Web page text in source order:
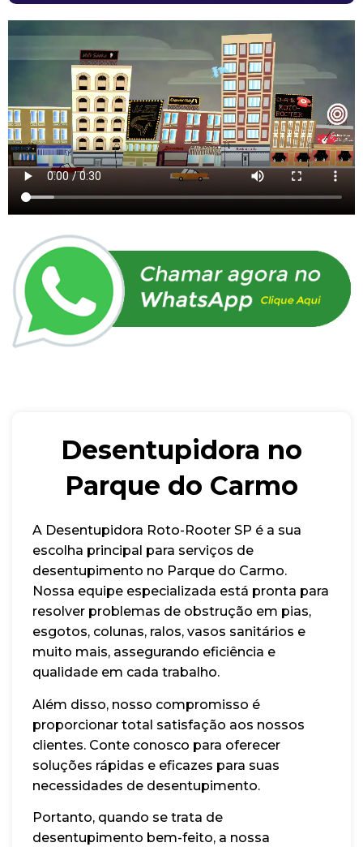
Desentupidora no
Parque do Carmo
A Desentupidora Roto-Rooter SP é a sua
escolha principal para serviços de
desentupimento no Parque do Carmo.
Nossa equipe especializada está pronta para
resolver problemas de obstrução em pias,
esgotos, colunas, ralos, vasos sanitários e
muito mais, assegurando eficiência e
qualidade em cada trabalho.
Além disso, nosso compromisso é
proporcionar total satisfação aos nossos
clientes. Conte conosco para oferecer
soluções rápidas e eficazes para suas
necessidades de desentupimento.
Portanto, quando se trata de
desentupimento bem-feito, a nossa